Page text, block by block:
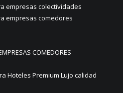
empresas colectividades
empresas comedores
COMEDORES
Hoteles Premium Lujo calidad